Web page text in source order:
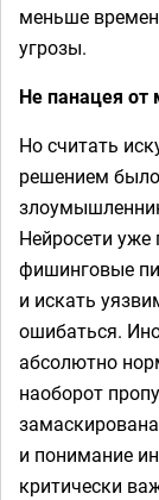
меньше
угрозы.
Не панацея
Но считать
решением
Нейросети
фишинговые
и искать
ошибаться.
абсолютно
наоборот
и понимание
критически